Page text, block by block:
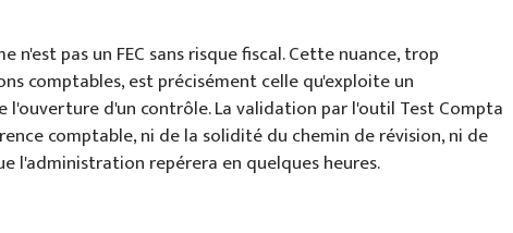
n'est pas un FEC sans risque fiscal. Cette nuance, trop
comptables, est précisément celle qu'exploite un
d'un contrôle. La validation par l'outil Test Compta
comptable, ni de la solidité du chemin de révision, ni de
l'administration repérera en quelques heures.